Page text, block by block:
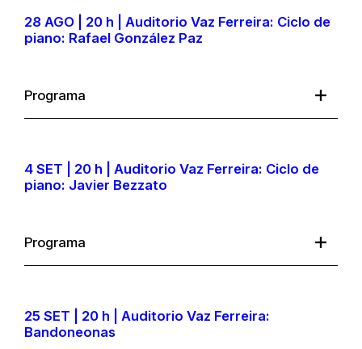
28 AGO | 20 h | Auditorio Vaz Ferreira: Ciclo de
piano: Rafael González Paz
Programa
4 SET | 20 h | Auditorio Vaz Ferreira: Ciclo de
piano: Javier Bezzato
Programa
25 SET | 20 h | Auditorio Vaz Ferreira:
Bandoneonas